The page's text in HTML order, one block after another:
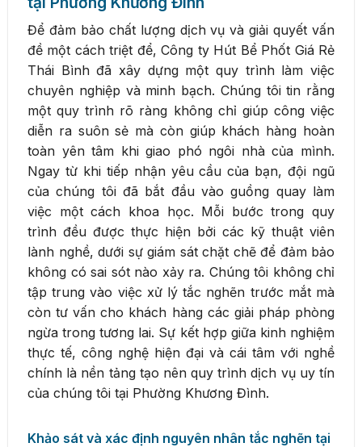
Để đảm bảo chất lượng dịch vụ và giải quyết vấn
đề một cách triệt để, Công ty Hút Bể Phốt Giá Rẻ
Thái Bình đã xây dựng một quy trình làm việc
chuyên nghiệp và minh bạch. Chúng tôi tin rằng
một quy trình rõ ràng không chỉ giúp công việc
diễn ra suôn sẻ mà còn giúp khách hàng hoàn
toàn yên tâm khi giao phó ngôi nhà của mình.
Ngay từ khi tiếp nhận yêu cầu của bạn, đội ngũ
của chúng tôi đã bắt đầu vào guồng quay làm
việc một cách khoa học. Mỗi bước trong quy
trình đều được thực hiện bởi các kỹ thuật viên
lành nghề, dưới sự giám sát chặt chẽ để đảm bảo
không có sai sót nào xảy ra. Chúng tôi không chỉ
tập trung vào việc xử lý tắc nghẽn trước mắt mà
còn tư vấn cho khách hàng các giải pháp phòng
ngừa trong tương lai. Sự kết hợp giữa kinh nghiệm
thực tế, công nghệ hiện đại và cái tâm với nghề
chính là nền tảng tạo nên quy trình dịch vụ uy tín
của chúng tôi tại Phường Khương Đình.
Khảo sát và xác định nguyên nhân tắc nghẽn tại